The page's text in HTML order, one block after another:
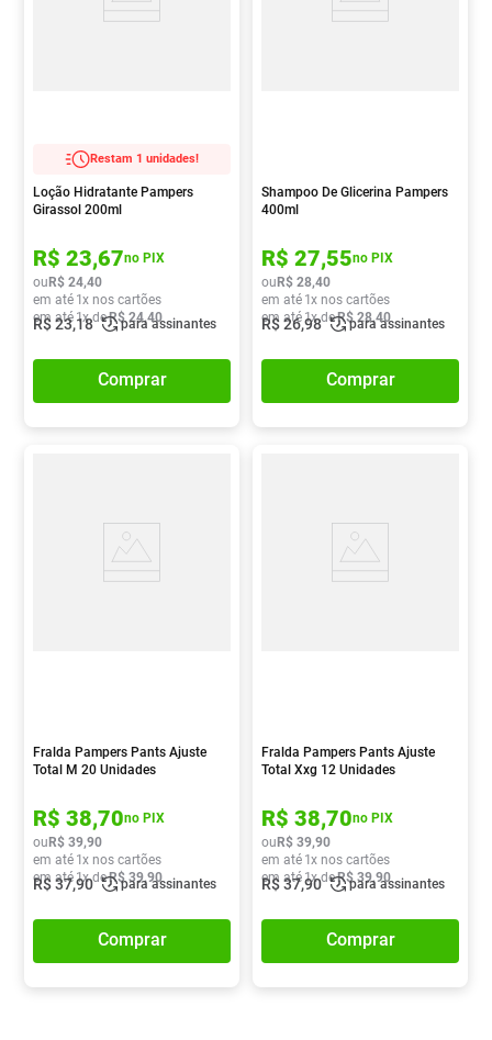
Restam 1 unidades!
Loção Hidratante Pampers
Girassol 200ml
R$ 23,67no PIX
ouR$ 24,40
em até 1x nos cartões
em até 1x deR$ 24,40
R$23,18 para assinantes
Comprar
Shampoo De Glicerina Pampers
400ml
R$ 27,55no PIX
ouR$ 28,40
em até 1x nos cartões
em até 1x deR$ 28,40
R$26,98 para assinantes
Comprar
Fralda Pampers Pants Ajuste
Total M 20 Unidades
R$ 38,70no PIX
ouR$ 39,90
em até 1x nos cartões
em até 1x deR$ 39,90
R$37,90 para assinantes
Comprar
Fralda Pampers Pants Ajuste
Total Xxg 12 Unidades
R$ 38,70no PIX
ouR$ 39,90
em até 1x nos cartões
em até 1x deR$ 39,90
R$37,90 para assinantes
Comprar